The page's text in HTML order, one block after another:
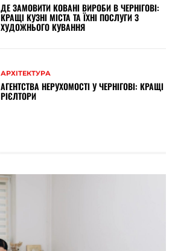
ДЕ ЗАМОВИТИ КОВАНІ ВИРОБИ В ЧЕРНІГОВІ:
КРАЩІ КУЗНІ МІСТА ТА ЇХНІ ПОСЛУГИ З
ХУДОЖНЬОГО КУВАННЯ
АРХІТЕКТУРА
АГЕНТСТВА НЕРУХОМОСТІ У ЧЕРНІГОВІ: КРАЩІ
РІЄЛТОРИ